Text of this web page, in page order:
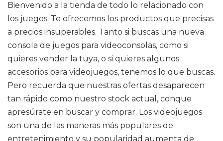
Bienvenido a la tienda de todo lo relacionado con
los juegos. Te ofrecemos los productos que precisas
a precios insuperables. Tanto si buscas una nueva
consola de juegos para videoconsolas, como si
quieres vender la tuya, o si quieres algunos
accesorios para videojuegos, tenemos lo que buscas.
Pero recuerda que nuestras ofertas desaparecen
tan rápido como nuestro stock actual, conque
apresúrate en buscar y comprar. Los videojuegos
son una de las maneras más populares de
entretenimiento y su popularidad aumenta de